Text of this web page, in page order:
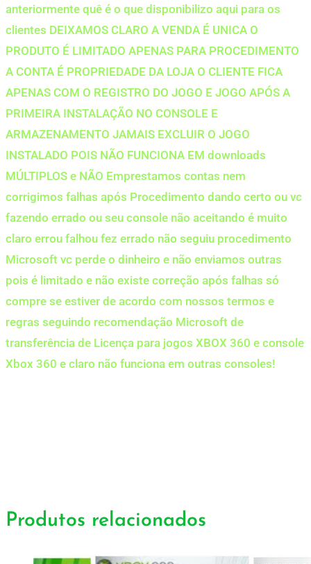
anteriormente quê é o que disponibilizo aqui para os
clientes DEIXAMOS CLARO A VENDA É UNICA O
PRODUTO É LIMITADO APENAS PARA PROCEDIMENTO
A CONTA É PROPRIEDADE DA LOJA O CLIENTE FICA
APENAS COM O REGISTRO DO JOGO E JOGO APÓS A
PRIMEIRA INSTALAÇÃO NO CONSOLE E
ARMAZENAMENTO JAMAIS EXCLUIR O JOGO
INSTALADO POIS NÃO FUNCIONA EM downloads
MÚLTIPLOS e NÃO Emprestamos contas nem
corrigimos falhas após Procedimento dando certo ou vc
fazendo errado ou seu console não aceitando é muito
claro errou falhou fez errado não seguiu procedimento
Microsoft vc perde o dinheiro e não enviamos outras
pois é limitado e não existe correção após falhas só
compre se estiver de acordo com nossos termos e
regras seguindo recomendação Microsoft de
transferência de Licença para jogos XBOX 360 e console
Xbox 360 e claro não funciona em outras consoles!
Produtos relacionados